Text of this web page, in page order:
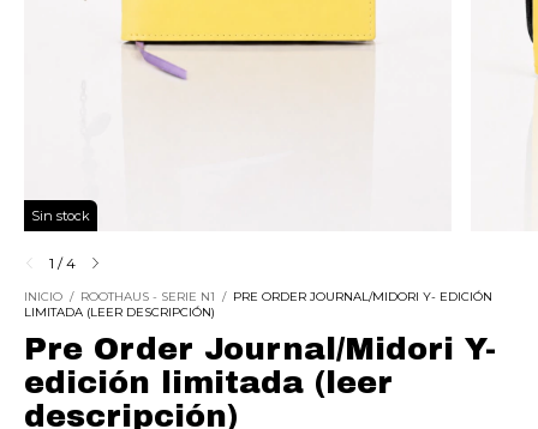
Sin stock
1 /4
INICIO / ROOTHAUS - SERIE N1 / PRE ORDER JOURNAL/MIDORI Y- EDICIÓN
LIMITADA (LEER DESCRIPCIÓN)
Pre Order Journal/Midori Y-
edición limitada (leer
descripción)